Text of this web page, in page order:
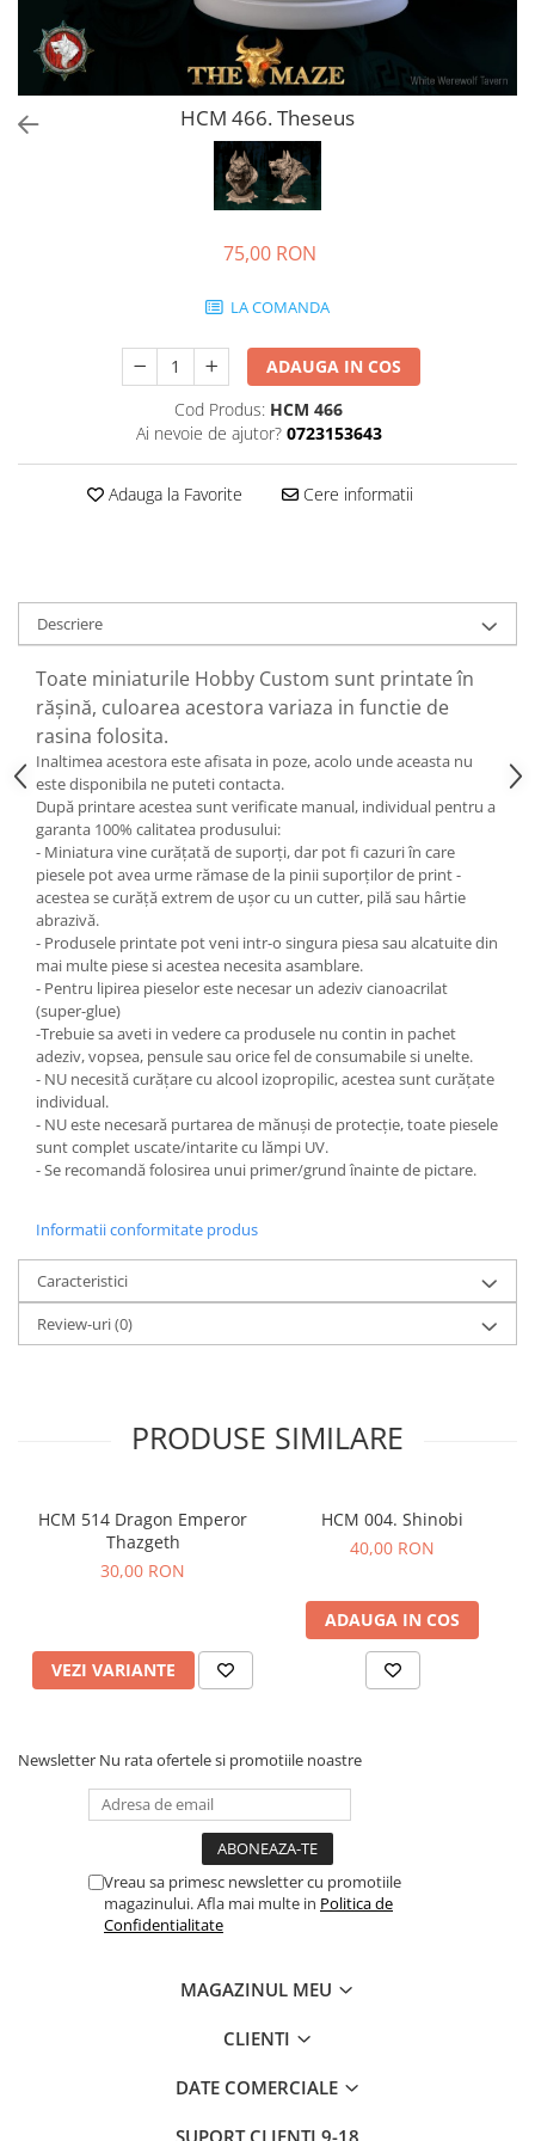
HCM 466. Theseus
75,00 RON
LA COMANDA
ADAUGA IN COS
Cod Produs: HCM 466
Ai nevoie de ajutor? 0723153643
Adauga la Favorite Cere informatii
Descriere
Toate miniaturile Hobby Custom sunt printate în
rășină, culoarea acestora variaza in functie de
rasina folosita.
Inaltimea acestora este afisata in poze, acolo unde aceasta nu
este disponibila ne puteti contacta.
După printare acestea sunt verificate manual, individual pentru a
garanta 100% calitatea produsului:
- Miniatura vine curățată de suporți, dar pot fi cazuri în care
piesele pot avea urme rămase de la pinii suporților de print -
acestea se curăță extrem de ușor cu un cutter, pilă sau hârtie
abrazivă.
- Produsele printate pot veni intr-o singura piesa sau alcatuite din
mai multe piese si acestea necesita asamblare.
- Pentru lipirea pieselor este necesar un adeziv cianoacrilat
(super-glue)
-Trebuie sa aveti in vedere ca produsele nu contin in pachet
adeziv, vopsea, pensule sau orice fel de consumabile si unelte.
- NU necesită curățare cu alcool izopropilic, acestea sunt curățate
individual.
- NU este necesară purtarea de mănuși de protecție, toate piesele
sunt complet uscate/intarite cu lămpi UV.
- Se recomandă folosirea unui primer/grund înainte de pictare.
Informatii conformitate produs
Caracteristici
Review-uri(0)
PRODUSE SIMILARE
HCM 514 Dragon Emperor
Thazgeth
30,00 RON
VEZI VARIANTE
HCM 004. Shinobi
40,00 RON
ADAUGA IN COS
Newsletter Nu rata ofertele si promotiile noastre
Vreau sa primesc newsletter cu promotiile
magazinului. Afla mai multe in Politica de
Confidentialitate
MAGAZINUL MEU
CLIENTI
DATE COMERCIALE
SUPORT CLIENTI 9-18